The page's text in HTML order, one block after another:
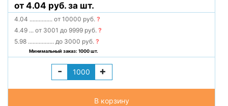
от 4.04 руб. за шт.
4.04 ............... от 10000 руб.?
4.49 ... от 3001 до 9999 руб.?
5.98 ................. до 3000 руб.?
Минимальный заказ: 1000 шт.
- +
В корзину